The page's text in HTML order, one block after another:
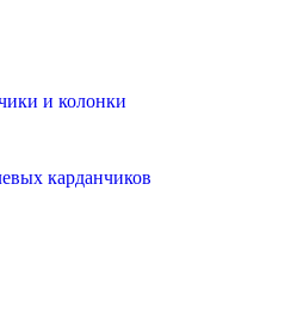
и колонки
карданчиков